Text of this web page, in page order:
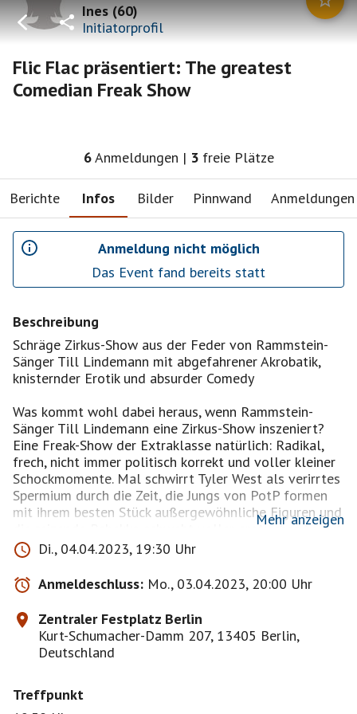
Ines(60)
Initiatorprofil
Flic Flac präsentiert: The greatest
Comedian Freak Show
6Anmeldungen | 3 freie Plätze
Berichte Infos Bilder Pinnwand Anmeldungen
Anmeldung nicht möglich
Das Event fand bereits statt
Beschreibung
Schräge Zirkus-Show aus der Feder von Rammstein-
Sänger Till Lindemann mit abgefahrener Akrobatik,
knisternder Erotik und absurder Comedy
Was kommt wohl dabei heraus, wenn Rammstein-
Sänger Till Lindemann eine Zirkus-Show inszeniert?
Eine Freak-Show der Extraklasse natürlich: Radikal,
frech, nicht immer politisch korrekt und voller kleiner
Schockmomente. Mal schwirrt Tyler West als verirrtes
Spermium durch die Zeit, die Jungs von PotP formen
mit ihrem besten Stück außergewöhnliche Figuren und
die reizende Rebekka schwebt voller erotischer Anmut
unter der Kuppel. Ein Abend voller unglaublicher
Auftritte, fernab vom Mainstream. Durch den Abend
führt der Comedian Kay Ray und für den passenden
Sound sorgt eine fünfköpfige Live-Band.
Sonderpreis ! Karten kaufe ich für uns.
PK 3 für 24,90 € anstatt 39,00€
PK 2 für 32,90 € anstatt 49,00€
gewählt) für alle Anmeldungen
Mehr anzeigen
Di., 04.04.2023, 19:30 Uhr
Anmeldeschluss: Mo., 03.04.2023, 20:00 Uhr
Zentraler Festplatz Berlin
Kurt-Schumacher-Damm 207, 13405 Berlin,
Deutschland
Treffpunkt